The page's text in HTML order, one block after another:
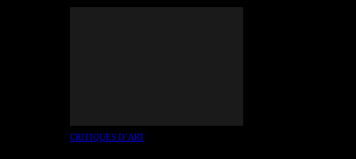
CRITIQUES D’ART